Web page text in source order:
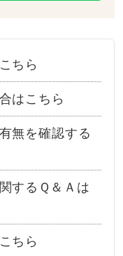
ちら
はこちら
無を確認する
するＱ＆Ａは
ちら